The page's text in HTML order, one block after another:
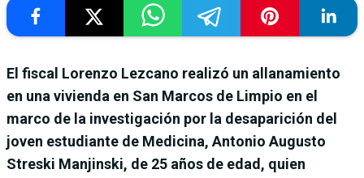
El fiscal Lorenzo Lezcano realizó un allanamiento
en una vivienda en San Marcos de Limpio en el
marco de la investigación por la desaparición del
joven estudiante de Medicina, Antonio Augusto
Streski Manjinski, de 25 años de edad, quien